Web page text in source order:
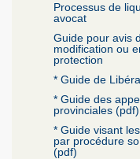
Processus de
avocat
Guide pour avis
modification ou
protection
* Guide de
* Guide des
provinciales (pdf)
* Guide visant
par procédure
(pdf)